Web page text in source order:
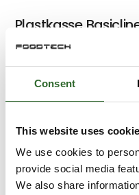
Consent
This website uses
We use cookies to
provide social media
We also share
Plastkasse
400x300x270 mm
håndtagshul